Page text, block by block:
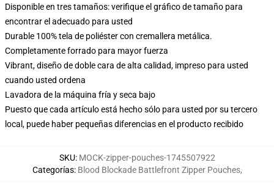
Disponible en tres tamaños: verifique el gráfico de tamaño para
encontrar el adecuado para usted
Durable 100% tela de poliéster con cremallera metálica.
Completamente forrado para mayor fuerza
Vibrant, diseño de doble cara de alta calidad, impreso para usted
cuando usted ordena
Lavadora de la máquina fría y seca bajo
Puesto que cada artículo está hecho sólo para usted por su tercero
local, puede haber pequeñas diferencias en el producto recibido
SKU: MOCK-zipper-pouches-1745507922
Categorías: Blood Blockade Battlefront Zipper Pouches,